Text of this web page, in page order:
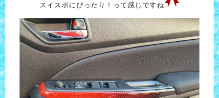
スイスポにぴったり！って感じですね